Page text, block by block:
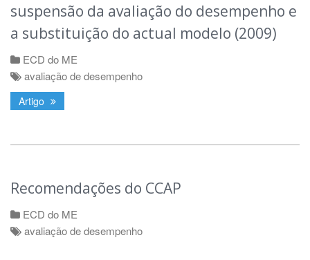
suspensão da avaliação do desempenho e
a substituição do actual modelo (2009)
ECD do ME
avaliação de desempenho
Artigo
Recomendações do CCAP
ECD do ME
avaliação de desempenho